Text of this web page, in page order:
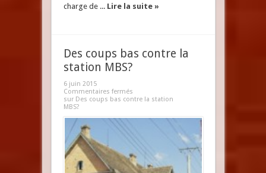
charge de ... Lire la suite »
Des coups bas contre la
station MBS?
6 juin 2015
Commentaires fermés
sur Des coups bas contre la station
MBS?